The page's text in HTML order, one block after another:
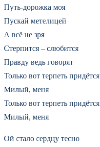
Путь-дорожка моя
Пускай метелицей
А всё не зря
Стерпится – слюбится
Правду ведь говорят
Только вот терпеть придётся
Милый, меня
Только вот терпеть придётся
Милый, меня
Ой стало сердцу тесно